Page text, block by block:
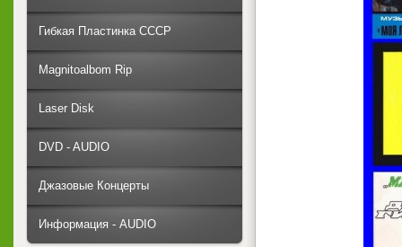
Гибкая Пластинка СССР
Magnitoalbom Rip
Laser Disk
DVD - AUDIO
Джазовые Концерты
Информация - AUDIO